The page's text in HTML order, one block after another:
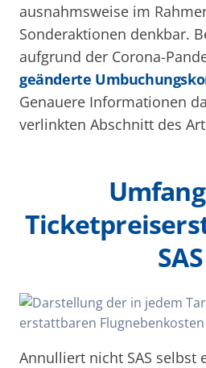
ausnahmsweise im
Sonderaktionen denkbar.
aufgrund der Corona-
geänderte
Genauere Informationen
verlinkten Abschnitt des
SAS
Annulliert nicht SAS selbst